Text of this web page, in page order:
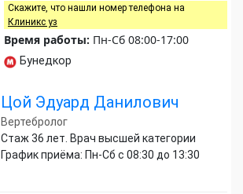
Скажите, что нашли номер телефона на
Клиникс уз
Время работы: Пн-Сб 08:00-17:00
Бунедкор
Цой Эдуард Данилович
Вертебролог
Стаж 36 лет. Врач высшей категории
График приёма: Пн-Сб с 08:30 до 13:30